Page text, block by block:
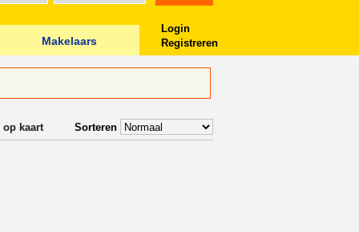
Makelaars
Login
Registreren
Sorteren
op kaart